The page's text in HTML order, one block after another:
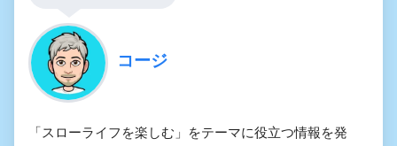
コージ
「スローライフを楽しむ」をテーマに役立つ情報を発